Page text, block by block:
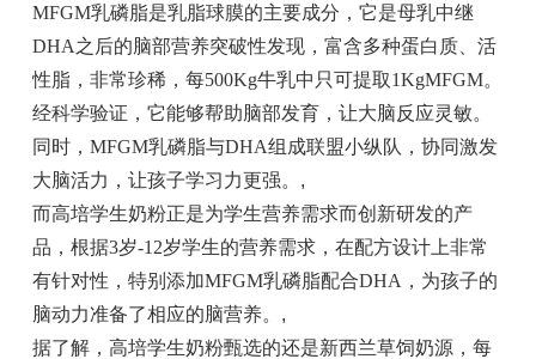
MFGM乳磷脂是乳脂球膜的主要成分，它是母乳中继
DHA之后的脑部营养突破性发现，富含多种蛋白质、活
性脂，非常珍稀，每500Kg牛乳中只可提取1KgMFGM。
经科学验证，它能够帮助脑部发育，让大脑反应灵敏。
同时，MFGM乳磷脂与DHA组成联盟小纵队，协同激发
大脑活力，让孩子学习力更强。 ,
而高培学生奶粉正是为学生营养需求而创新研发的产
品，根据3岁-12岁学生的营养需求，在配方设计上非常
有针对性，特别添加MFGM乳磷脂配合DHA，为孩子的
脑动力准备了相应的脑营养。 ,
据了解，高培学生奶粉甄选的还是新西兰草饲奶源，每